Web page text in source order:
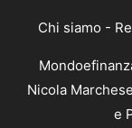
Chi siamo -
Nicola
e